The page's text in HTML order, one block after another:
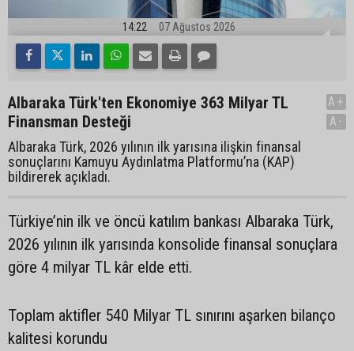
14:22 07 Ağustos 2026
Albaraka Türk'ten Ekonomiye 363 Milyar TL
Finansman Desteği
Albaraka Türk, 2026 yılının ilk yarısına ilişkin finansal
sonuçlarını Kamuyu Aydınlatma Platformu’na (KAP)
bildirerek açıkladı.
A+
A-
Türkiye’nin ilk ve öncü katılım bankası Albaraka Türk,
2026 yılının ilk yarısında konsolide finansal sonuçlara
göre 4 milyar TL kâr elde etti.
Toplam aktifler 540 Milyar TL sınırını aşarken bilanço
kalitesi korundu